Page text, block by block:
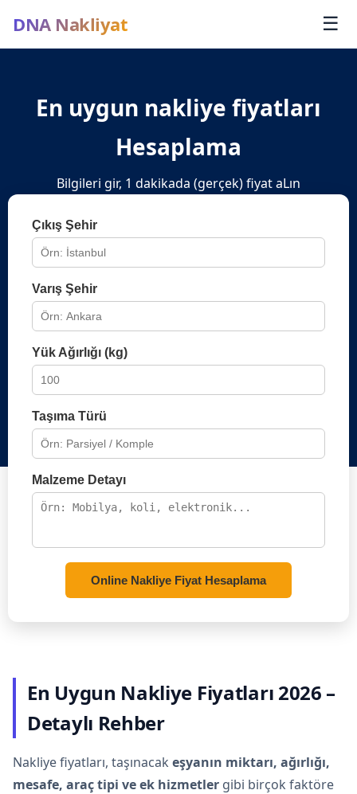
DNA Nakliyat ☰
En uygun nakliye fiyatları
Hesaplama
Bilgileri gir, 1 dakikada (gerçek) fiyat aLın
Çıkış Şehir
Varış Şehir
Yük Ağırlığı (kg)
Taşıma Türü
Malzeme Detayı
Online Nakliye Fiyat Hesaplama
En Uygun Nakliye Fiyatları 2026 –
Detaylı Rehber
Nakliye fiyatları, taşınacak eşyanın miktarı, ağırlığı,
mesafe, araç tipi ve ek hizmetler gibi birçok faktöre